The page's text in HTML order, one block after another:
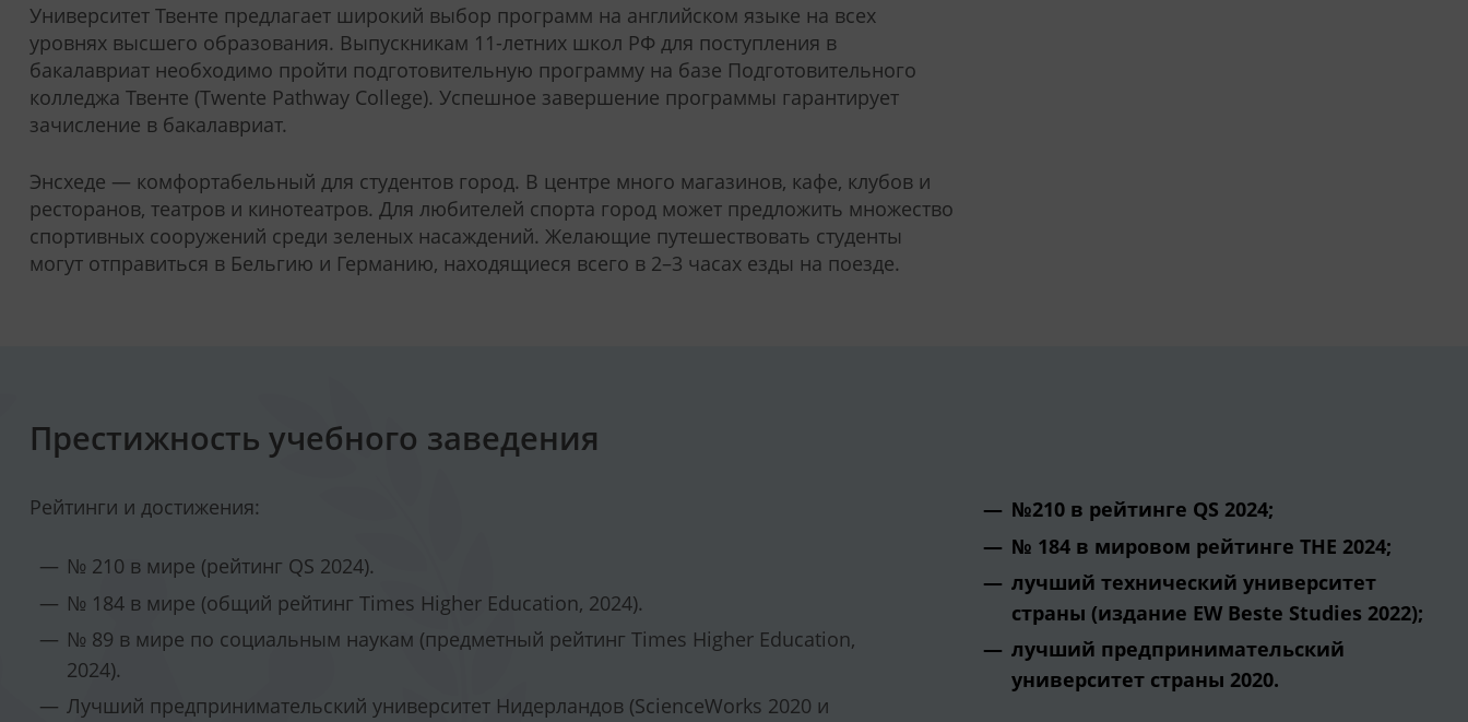
Университет Твенте предлагает широкий выбор программ на английском языке на всех
уровнях высшего образования. Выпускникам 11-летних школ РФ для поступления в
бакалавриат необходимо пройти подготовительную программу на базе Подготовительного
колледжа Твенте (Twente Pathway College). Успешное завершение программы гарантирует
зачисление в бакалавриат.
Энсхеде — комфортабельный для студентов город. В центре много магазинов, кафе, клубов и
ресторанов, театров и кинотеатров. Для любителей спорта город может предложить множество
спортивных сооружений среди зеленых насаждений. Желающие путешествовать студенты
могут отправиться в Бельгию и Германию, находящиеся всего в 2–3 часах езды на поезде.
Престижность учебного заведения
№210 в рейтинге QS 2024;
№ 184 в мировом рейтинге THE 2024;
лучший технический университет
страны (издание EW Beste Studies 2022);
лучший предпринимательский
университет страны 2020.
Рейтинги и достижения:
№ 210 в мире (рейтинг QS 2024).
№ 184 в мире (общий рейтинг Times Higher Education, 2024).
№ 89 в мире по социальным наукам (предметный рейтинг Times Higher Education,
2024).
Лучший предпринимательский университет Нидерландов (ScienceWorks 2020 и